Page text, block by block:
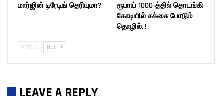
மார்ஜின் டிரேடிங் தெரியுமா?
ரூபாய் 1000-த்தில் தொடங்கி
கோடியில் சக்கை போடும்
தொழில்..!
PREV NEXT
LEAVE A REPLY